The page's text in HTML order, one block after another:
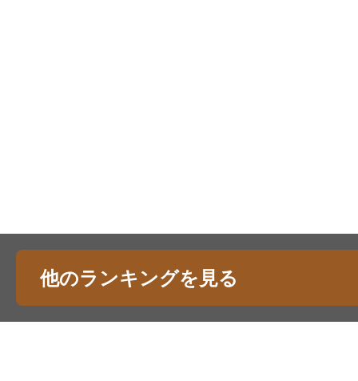
他のランキングを見る